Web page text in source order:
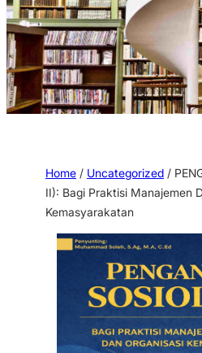
Home / Uncategorized /
II): Bagi Praktisi Manajemen
Kemasyarakatan